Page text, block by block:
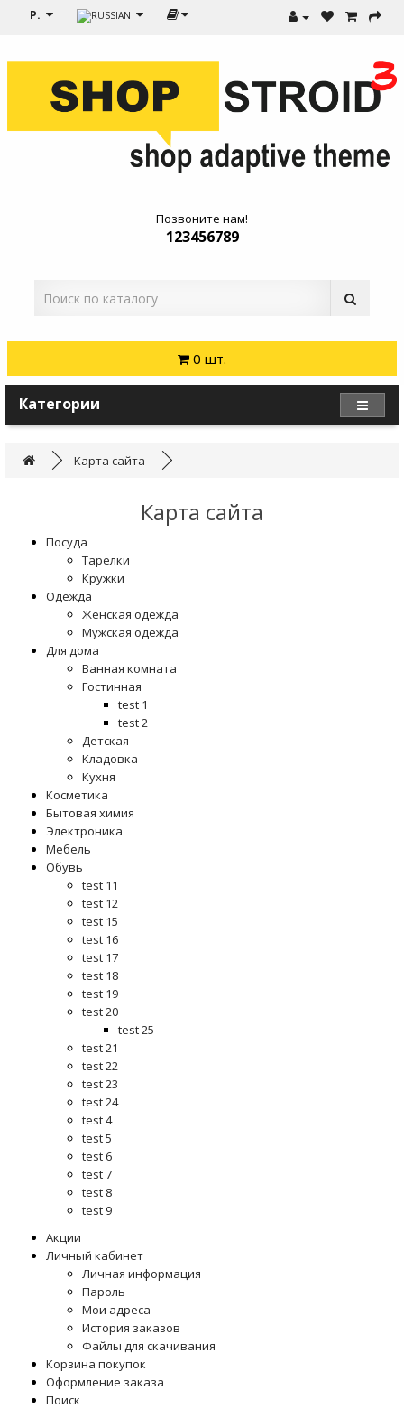
Р.
Позвоните нам!
123456789
0 шт.
Категории
Карта сайта
Карта сайта
Посуда
Тарелки
Кружки
Одежда
Женская одежда
Мужская одежда
Для дома
Ванная комната
Гостинная
test 1
test 2
Детская
Кладовка
Кухня
Косметика
Бытовая химия
Электроника
Мебель
Обувь
test 11
test 12
test 15
test 16
test 17
test 18
test 19
test 20
test 25
test 21
test 22
test 23
test 24
test 4
test 5
test 6
test 7
test 8
test 9
Акции
Личный кабинет
Личная информация
Пароль
Мои адреса
История заказов
Файлы для скачивания
Корзина покупок
Оформление заказа
Поиск